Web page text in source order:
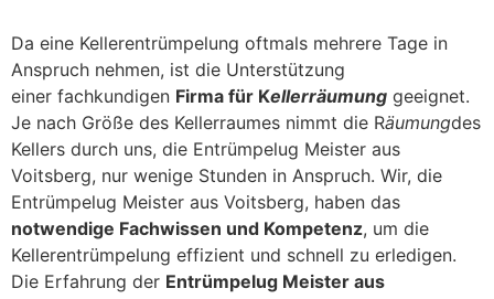
Da eine Kellerentrümpelung oftmals mehrere Tage in
Anspruch nehmen, ist die Unterstützung
einer fachkundigen Firma für Kellerräumung geeignet.
Je nach Größe des Kellerraumes nimmt die Räumungdes
Kellers durch uns, die Entrümpelug Meister aus
Voitsberg, nur wenige Stunden in Anspruch. Wir, die
Entrümpelug Meister aus Voitsberg, haben das
notwendige Fachwissen und Kompetenz, um die
Kellerentrümpelung effizient und schnell zu erledigen.
Die Erfahrung der Entrümpelug Meister aus